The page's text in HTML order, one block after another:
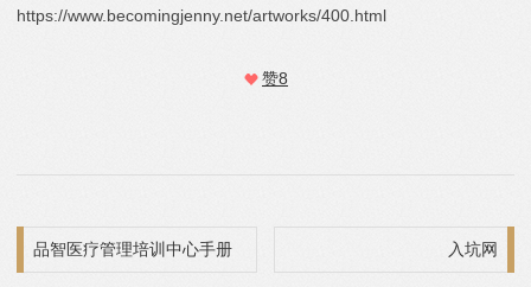
https://www.becomingjenny.net/artworks/400.html
赞8
文章导航
品智医疗管理培训中心手册 入坑网